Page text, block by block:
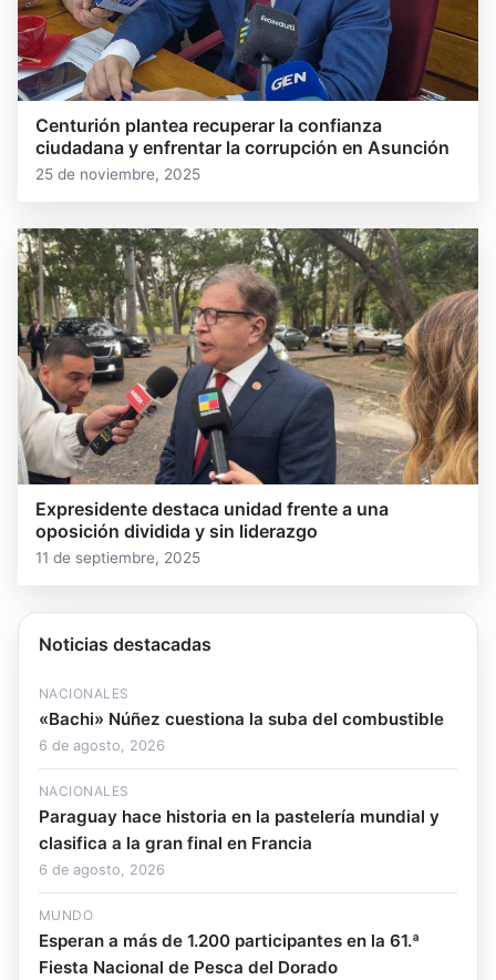
Centurión plantea recuperar la confianza
ciudadana y enfrentar la corrupción en Asunción
25 de noviembre, 2025
Expresidente destaca unidad frente a una
oposición dividida y sin liderazgo
11 de septiembre, 2025
Noticias destacadas
NACIONALES
«Bachi» Núñez cuestiona la suba del combustible
6 de agosto, 2026
NACIONALES
Paraguay hace historia en la pastelería mundial y
clasifica a la gran final en Francia
6 de agosto, 2026
MUNDO
Esperan a más de 1.200 participantes en la 61.ª
Fiesta Nacional de Pesca del Dorado